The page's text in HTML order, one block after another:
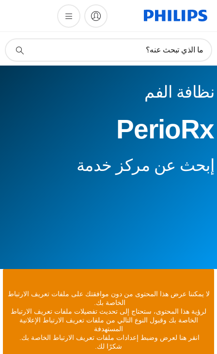
دعم
ما الذي تبحث عنه؟
نظافة الفم
PerioRx
إبحث عن مركز خدمة
لا يمكننا عرض هذا المحتوى من دون موافقتك على ملفات تعريف الارتباط
الخاصة بك.
لرؤية هذا المحتوى، ستحتاج إلى تحديث تفضيلات ملفات تعريف الارتباط
الخاصة بك وقبول النوع التالي من ملفات تعريف الارتباط الإعلانية
المستهدفة
انقر هنا لعرض وضبط إعدادات ملفات تعريف الارتباط الخاصة بك.
شكرًا لك.